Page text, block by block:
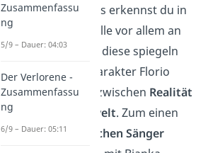
es anschaulich. Das erkennst du in
Eichendorffs Novelle vor allem an
den Figuren, denn diese spiegeln
sich. Der Hauptcharakter Florio
steht in der Mitte zwischen Realität
und einer
Scheinwelt. Zum einen
trifft er den fröhlichen Sänger
Zusammenfassu
ng
5/9 – Dauer: 04:03
Der Verlorene -
Zusammenfassu
ng
6/9 – Dauer: 05:11